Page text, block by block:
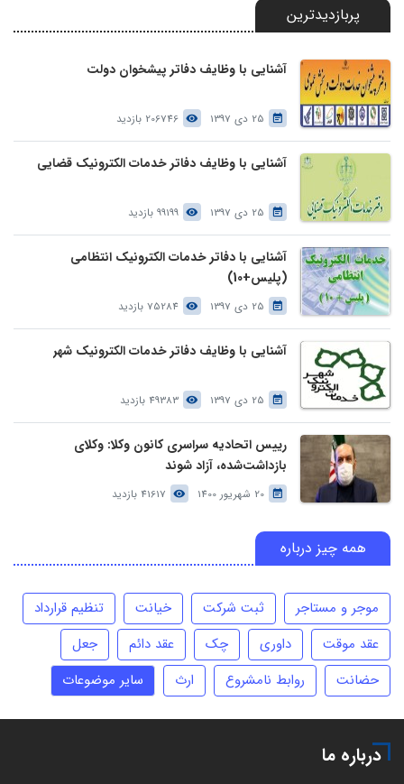
پربازدیدترین
آشنایی با وظایف دفاتر پیشخوان دولت
25 دی 1397 206746 بازدید
آشنایی با وظایف دفاتر خدمات الکترونیک قضایی
25 دی 1397 99199 بازدید
آشنایی با دفاتر خدمات الکترونیک انتظامی
(پلیس+10)
25 دی 1397 75284 بازدید
آشنایی با وظایف دفاتر خدمات الکترونیک شهر
25 دی 1397 49383 بازدید
رییس اتحادیه سراسری کانون وکلا: وکلای
بازداشت‌شده، آزاد شوند
20 شهریور 1400 41617 بازدید
همه چیز درباره
موجر و مستاجر ثبت شرکت خیانت
تنظیم قرارداد
عقد موقت
داوری چک عقد دائم
جعل
حضانت
روابط نامشروع ارث سایر موضوعات
درباره ما